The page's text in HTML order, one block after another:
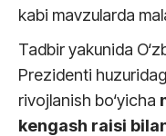
kabi mavzularda
Tadbir yakunida
Prezidenti
rivojlanish bo‘yicha
kengash raisi